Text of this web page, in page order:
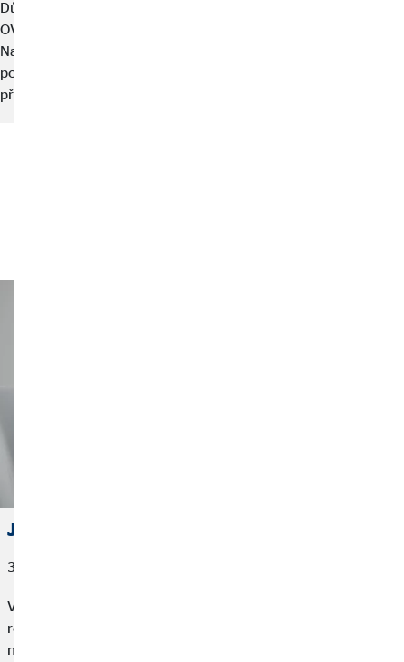
Důvěra je založena na stálosti, transparentnosti a odbornosti.
OVB sází na partnerské poradenství a dlouhodobou podporu.
Naše zkušenosti, naše síť finančních poradců i naše poslání
poskytovat poradenství přispívají k tomu, že dnes patříme mezi
přední finančněporadenské společnosti v celé Evropě.
Jiný úhel pohledu
30. srpna 2022
Vlastní bydlení je pro většinu lidí synonymem stability. Teplo
rodinného krbu je ale někdy potřeba krapet rozšířit – třeba kvůli
narození potomka. Myšlenky na větší byt tak spojily cesty